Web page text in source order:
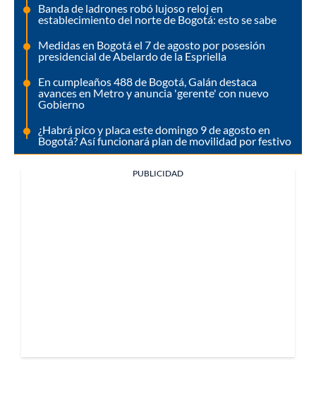
Banda de ladrones robó lujoso reloj en
establecimiento del norte de Bogotá: esto se sabe
Medidas en Bogotá el 7 de agosto por posesión
presidencial de Abelardo de la Espriella
En cumpleaños 488 de Bogotá, Galán destaca
avances en Metro y anuncia 'gerente' con nuevo
Gobierno
¿Habrá pico y placa este domingo 9 de agosto en
Bogotá? Así funcionará plan de movilidad por festivo
PUBLICIDAD